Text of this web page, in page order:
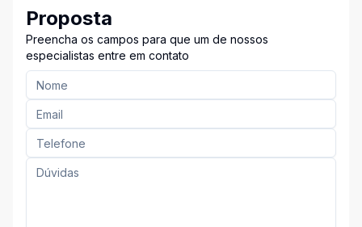
Proposta
Preencha os campos para que um de nossos
especialistas entre em contato